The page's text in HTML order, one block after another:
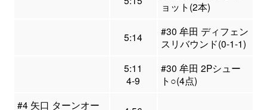
ョット(2本)
5:14
#30 牟田 ディフェン
スリバウンド(0-1-1)
5:11
4-9
#30 牟田 2Pシュー
ト○(4点)
#4 矢口 ターンオー